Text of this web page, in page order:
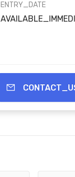
ENTRY_DATE